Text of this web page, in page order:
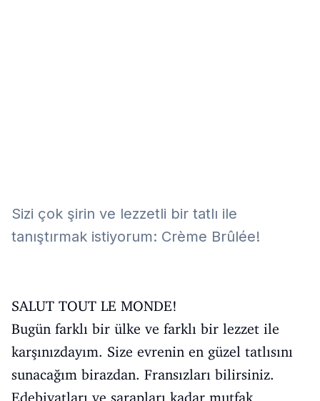
Sizi çok şirin ve lezzetli bir tatlı ile
tanıştırmak istiyorum: Crème Brûlée!
SALUT TOUT LE MONDE!
Bugün farklı bir ülke ve farklı bir lezzet ile
karşınızdayım. Size evrenin en güzel tatlısını
sunacağım birazdan. Fransızları bilirsiniz.
Edebiyatları ve şarapları kadar mutfak